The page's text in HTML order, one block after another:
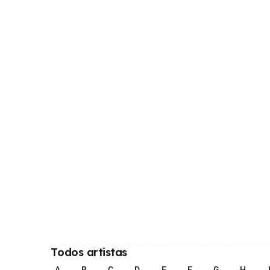
Todos artistas